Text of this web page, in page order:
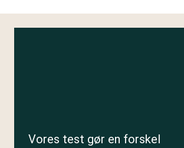
Vores test gør en forskel